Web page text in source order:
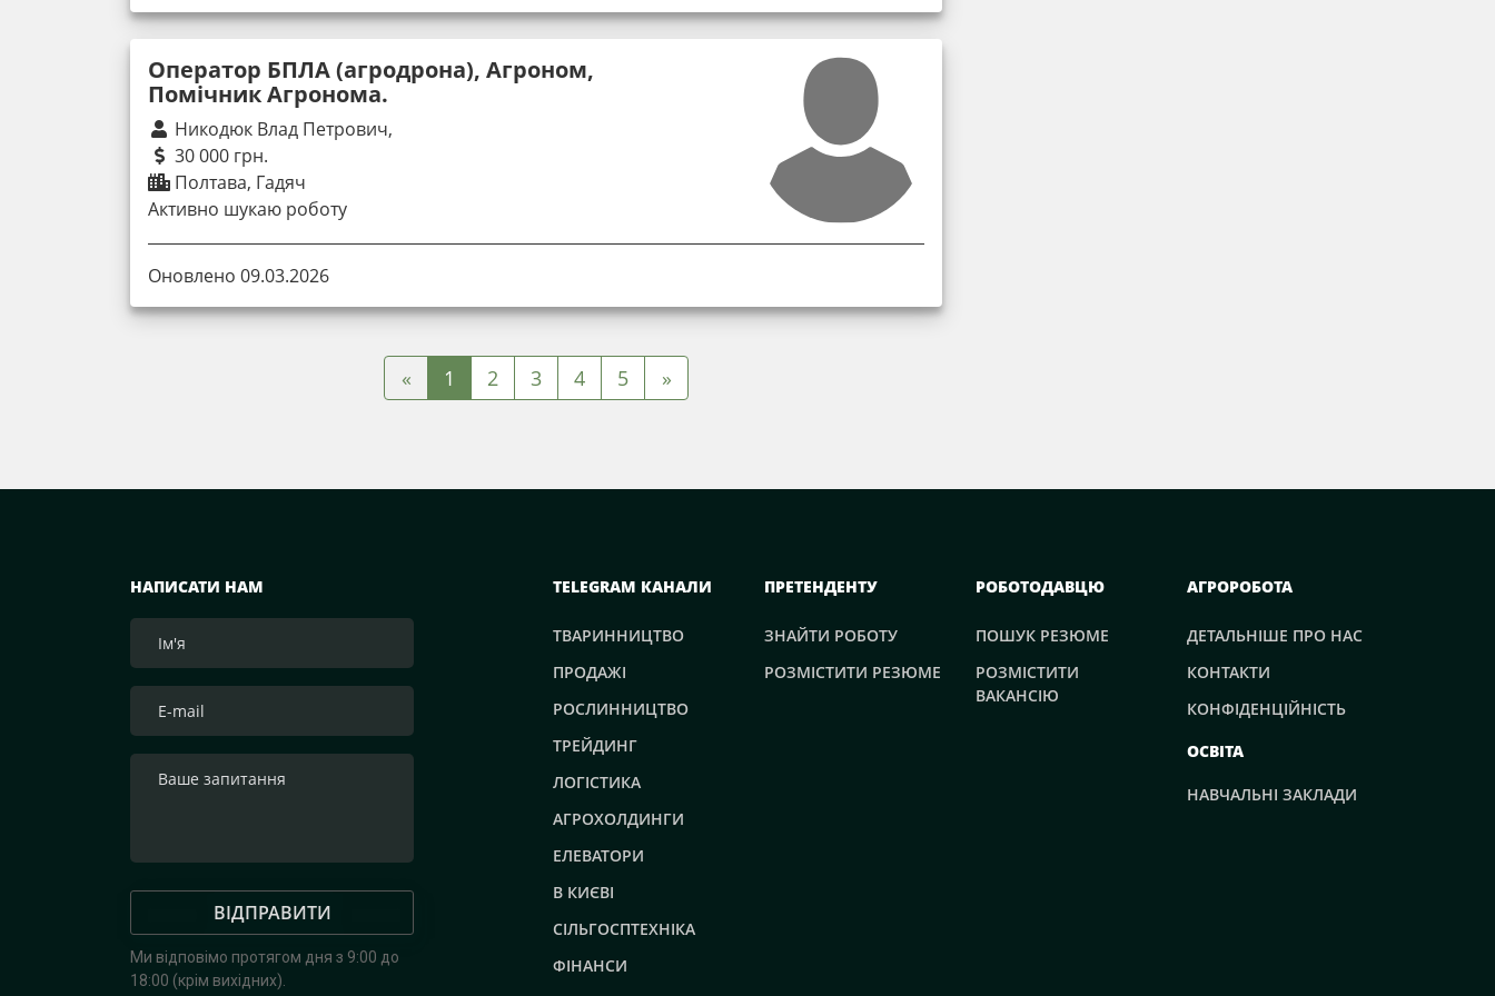
Оператор БПЛА (агродрона), Агроном,
Помічник Агронома.
Никодюк Влад Петрович,
30 000 грн.
Полтава, Гадяч
Активно шукаю роботу
Оновлено 09.03.2026
« 1 2 3 4 5 »
НАПИСАТИ НАМ
ВІДПРАВИТИ
Ми відповімо протягом дня з 9:00 до
18:00 (крім вихідних).
TELEGRAM КАНАЛИ
ТВАРИННИЦТВО
ПРОДАЖІ
РОСЛИННИЦТВО
ТРЕЙДИНГ
ЛОГІСТИКА
АГРОХОЛДИНГИ
ЕЛЕВАТОРИ
В КИЄВІ
СІЛЬГОСПТЕХНІКА
ФІНАНСИ
ПРЕТЕНДЕНТУ
ЗНАЙТИ РОБОТУ
РОЗМІСТИТИ РЕЗЮМЕ
РОБОТОДАВЦЮ
ПОШУК РЕЗЮМЕ
РОЗМІСТИТИ
ВАКАНСІЮ
АГРОРОБОТА
ДЕТАЛЬНІШЕ ПРО НАС
КОНТАКТИ
КОНФІДЕНЦІЙНІСТЬ
ОСВІТА
НАВЧАЛЬНІ ЗАКЛАДИ